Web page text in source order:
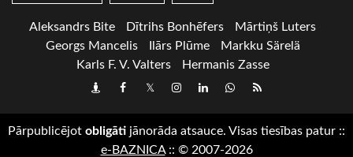
Aleksandrs Bite Dītrihs Bonhēfers
Mārtiņš Luters
Georgs Mancelis
Ilārs Plūme
Markku Särelä
Karls F. V. Valters
Hermanis Zasse
DraugiemFacebook
TwitterInstagram
LinkedInwhatsapp
RSS
Pārpublicējot obligāti jānorāda atsauce. Visas tiesības patur ::
e-BAZNICA:: © 2007-2026